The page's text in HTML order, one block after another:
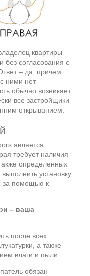
квартиры
без согласования с
– да, причем
ними нет
обычно возникает
все застройщики
открыванием.
является
требует наличия
определенных
установку
за помощью к
– ваша
после всех
а также
влаги и пыли.
обязан